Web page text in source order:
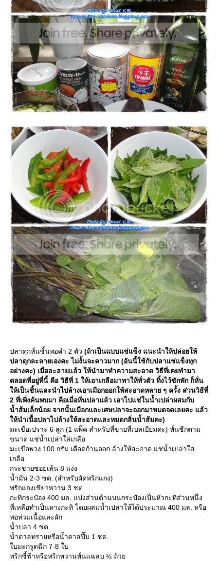
ปลาดุกหั่นชิ้นพอคำ 2 ตัว (ถ้าเป็นแบบแช่แข็ง แนะนำให้ปล่อยให้
ปลาดุกละลายเองคะ ไม่งั้นจะคาวมาก (อันนี้ใช้กับปลาแช่แข็งทุก
อย่างคะ) เมื่อละลายแล้ว ให้นำมาทำความสะอาด วิธีที่เคยทำมา
ตลอดที่อยู่ที่นี้ คือ วิธีที่ 1 ให้เอาเกลือมาทาให้ทั่วตัว ทิ้งไว้ซักพัก ก็หั่น
ห้เป็นชิ้นและนำไปล้างเอาเมือกออกให้สะอาดหลาย ๆ ครั้ง ส่วนวิธีที่
2 ที่เพิ่งค้นพบมา คือเมื่อหั่นปลาแล้ว เอาไปแช่ในน้ำเปล่าผสมกับ
น้ำส้มเล็กน้อย จากนั้นเมือกและเศษปลาจะออกมาหมดจดเลยคะ แล้ว
ห้นำเนื้อปลาไปล้างให้สะอาดและหมดกลิ่นน้ำส้มคะ)
มะเขือเปราะ 6 ลูก (1 แพ็ค สำหรับที่ขายที่เบลเยียมคะ) หั่นซีกตาม
ขนาด แช่น้ำเปล่าใส่เกลือ
มะเขือพวง 100 กรัม เดือดก้านออก ล้างให้สะอาด แช่น้ำเปล่าใส่
เกลือ
กระชายซอยเส้น 8 แง่ง
น้ำมัน 2-3 ชต. (สำหรับผัดพริกแกง)
พริกแกงเขียวหวาน 3 ชต.
กะทิกระป๋อง 400 มล. แบ่งส่วนด้านบนกระป๋องเป็นหัวกะทิส่วนหนึ่ง
ที่เหลือทำเป็นหางกะทิ โดยผสมน้ำเปล่าให้ได้ประมาณ 400 มล. หรือ
พอท่วมเนื้อและผัก
น้ำปลา 4 ชต.
น้ำตาลทรายหรือน้ำตาลปี๊บ 1 ชต.
บมะกรูดฉีก 7-8 ใบ
พริกชี้ฟ้าหรือพริกหวานหั่นแฉลบ ½ ถ้ว